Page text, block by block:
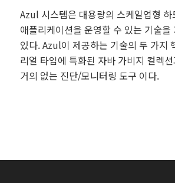
Azul 시스템은 대용량의 스케일업형
애플리케이션을 운영할 수 있는 기술을
있다. Azul이 제공하는 기술의 두 가지
리얼 타임에 특화된 자바 가비지 컬렉
거의 없는 진단/모니터링 도구 이다.